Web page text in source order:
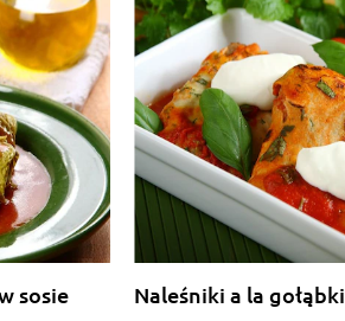
sosie
Naleśniki a la gołąbki